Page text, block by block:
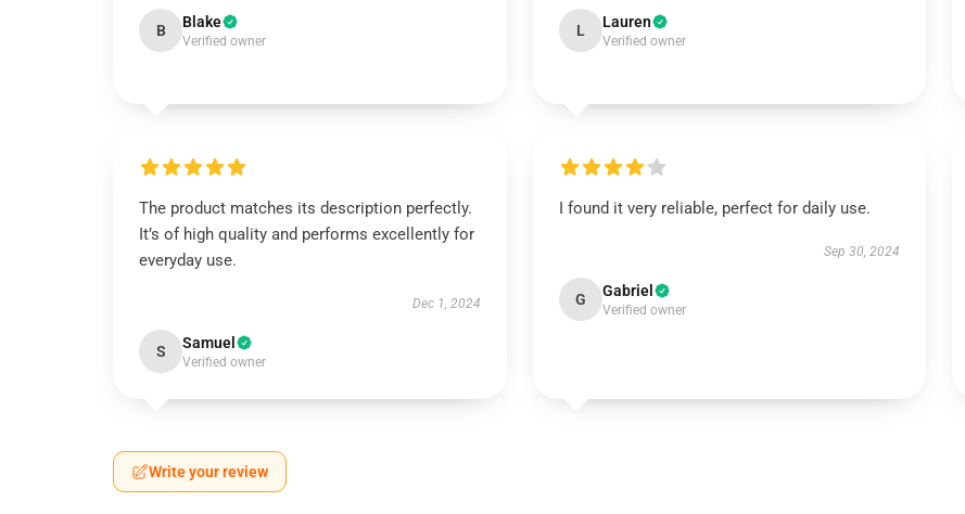
B Blake
Verified owner
L Lauren
Verified owner
The product matches its description perfectly.
It’s of high quality and performs excellently for
everyday use.
Dec 1, 2024
S Samuel
Verified owner
I found it very reliable, perfect for daily use.
Sep 30, 2024
G Gabriel
Verified owner
Write your review